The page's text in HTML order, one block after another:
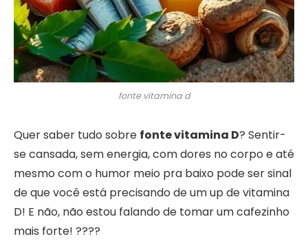
fonte vitamina d
Quer saber tudo sobre fonte vitamina D? Sentir-
se cansada, sem energia, com dores no corpo e até
mesmo com o humor meio pra baixo pode ser sinal
de que você está precisando de um up de vitamina
D! E não, não estou falando de tomar um cafezinho
mais forte! ????